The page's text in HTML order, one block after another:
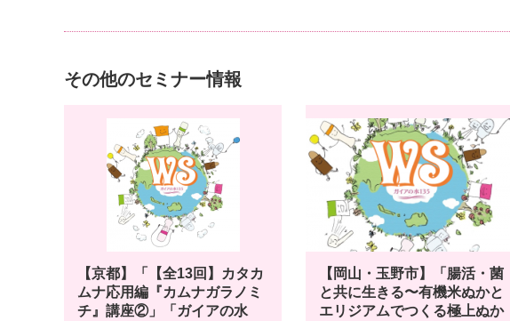
その他のセミナー情報
【京都】「【全13回】カタカ
ムナ応用編『カムナガラノミ
チ』講座②」「ガイアの水
【岡山・玉野市】「腸活・菌
と共に生きる〜有機米ぬかと
エリジアムでつくる極上ぬか